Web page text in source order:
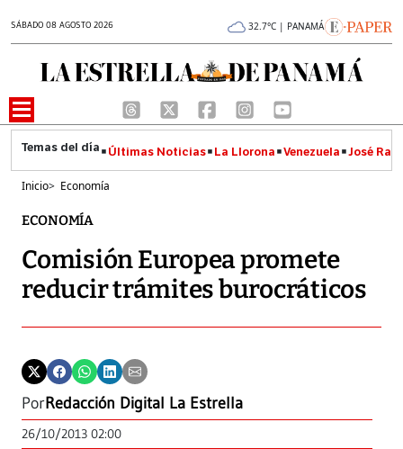
SÁBADO 08 AGOSTO 2026 32.7°C | PANAMÁ
Últimas Noticias La Llorona Venezuela José
Inicio> Economía
ECONOMÍA
Comisión Europea promete
reducir trámites burocráticos
PorRedacción Digital La Estrella
26/10/2013 02:00